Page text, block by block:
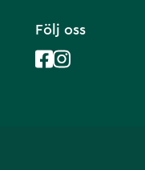
Följ oss